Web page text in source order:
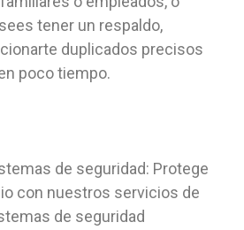
tener un respaldo,
duplicados precisos
poco tiempo.
de seguridad: Protege
con nuestros servicios de
de seguridad